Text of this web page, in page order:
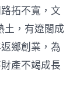
拓不寬，文
土，有遼闊成
鄉創業，為
產不竭成長